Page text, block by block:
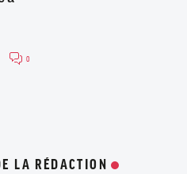
0
LA RÉDACTION